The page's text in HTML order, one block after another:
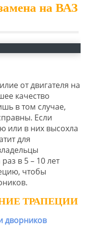
на ВАЗ
от двигателя на
качество
в том случае,
Если
или в них высохла
для
в 5 – 10 лет
чтобы
ТРАПЕЦИИ